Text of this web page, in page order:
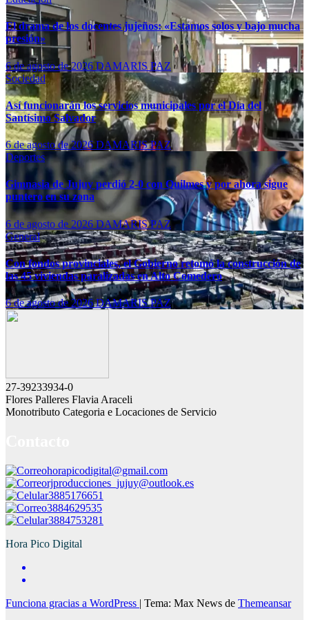
El drama de los docentes jujeños: «Estamos solos y bajo mucha
presión»
6 de agosto de 2026 DAMARIS PAZ
Sociedad
Así funcionarán los servicios municipales por el Día del
Santísimo Salvador
6 de agosto de 2026DAMARIS PAZ
Deportes
Gimnasia de Jujuy perdió 2-0 con Quilmes y por ahora sigue
puntero en su zona
6 de agosto de 2026DAMARIS PAZ
General
Con fondos provinciales, el Gobierno retomó la construcción de
las 45 viviendas paralizadas en Alto Comedero
6 de agosto de 2026DAMARIS PAZ
27-39233934-0
Flores Palleres Flavia Araceli
Monotributo Categoria e Locaciones de Servicio
horapicodigital@gmail.com
rjproducciones_jujuy@outlook.es
3885176651
3884629535
3884753281
Hora Pico Digital
Funciona gracias a WordPress | Tema: Max News de Themeansar